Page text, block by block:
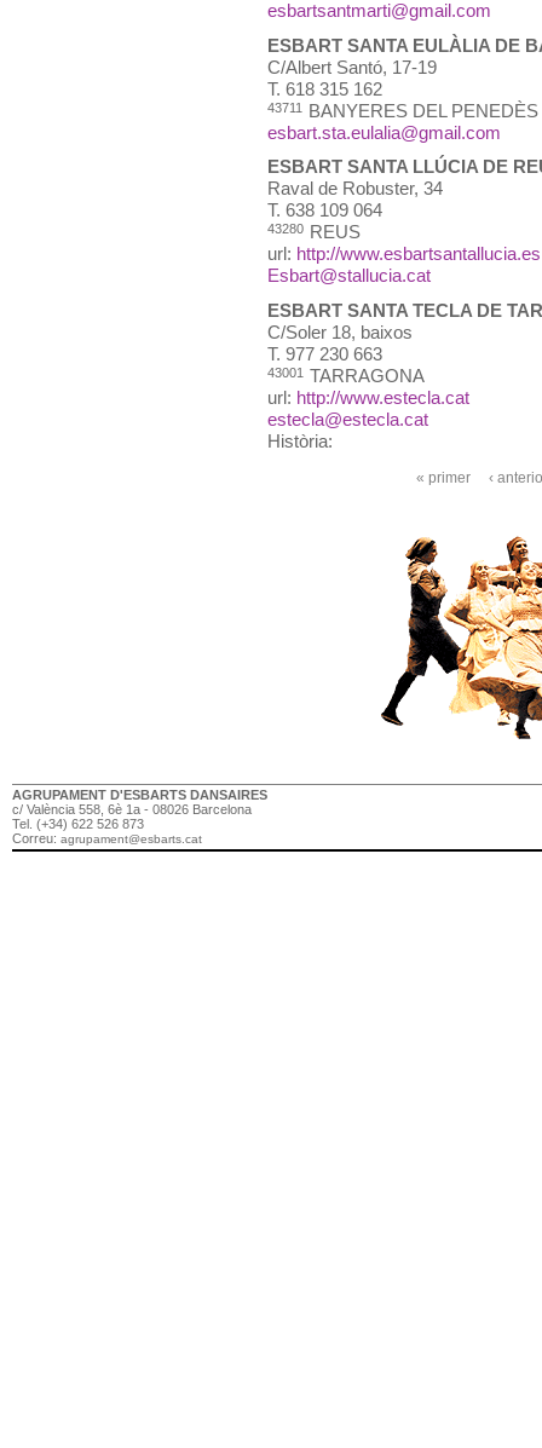
esbartsantmarti@gmail.com
ESBART SANTA EULÀLIA DE
C/Albert Santó, 17-19
T. 618 315 162
43711
BANYERES DEL PENEDÈS
esbart.sta.eulalia@gmail.com
ESBART SANTA LLÚCIA DE
Raval de Robuster, 34
T. 638 109 064
43280 REUS
url: http://
Esbart@stallucia.cat
ESBART SANTA TECLA DE
C/Soler 18, baixos
T. 977 230 663
43001
TARRAGONA
url: http://www.estecla.cat
estecla@estecla.cat
Història:
« primer ‹
AGRUPAMENT D'ESBARTS DANSAIRES
c/ València 558, 6è 1a - 08026 Barcelona
Tel. (+34) 622 526 873
Correu: agrupament@esbarts.cat